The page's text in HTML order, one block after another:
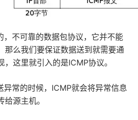
，不可靠的数据包协议，它并不能
那么我们要保证数据送到就需要通
这里就引入的是ICMP协议。
异常的时候，ICMP就会将异常信息
源主机。